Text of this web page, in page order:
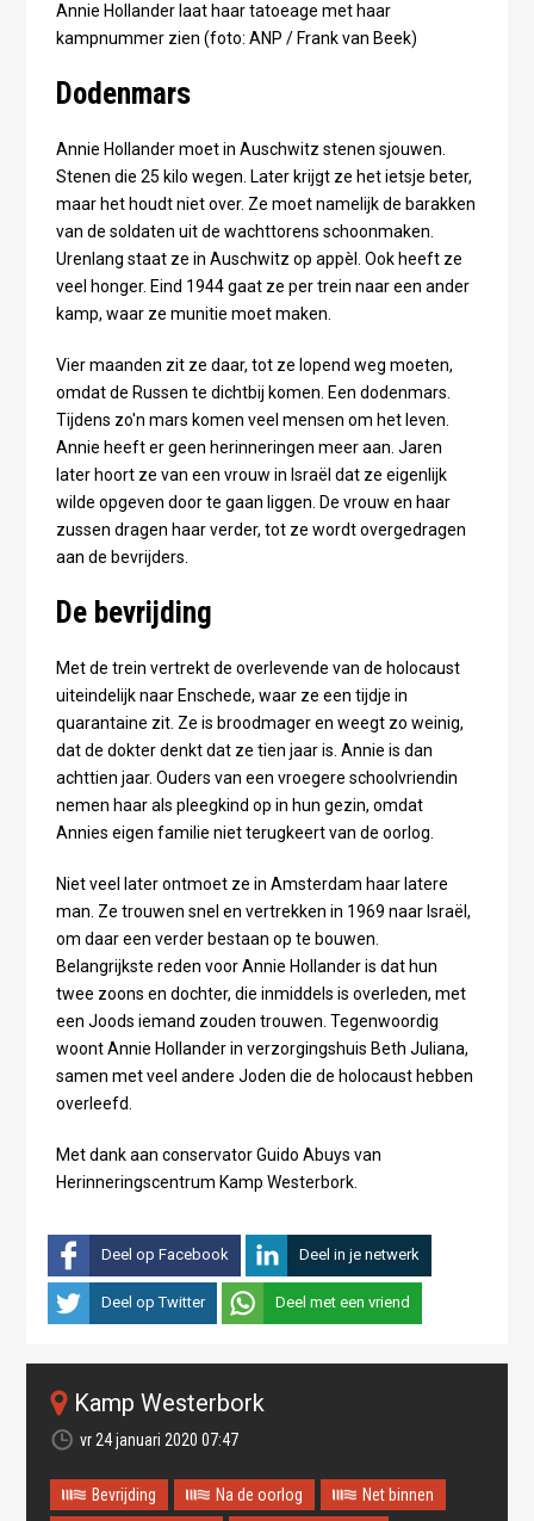
Annie Hollander laat haar tatoeage met haar
kampnummer zien (foto: ANP / Frank van Beek)
Dodenmars
Annie Hollander moet in Auschwitz stenen sjouwen.
Stenen die 25 kilo wegen. Later krijgt ze het ietsje beter,
maar het houdt niet over. Ze moet namelijk de barakken
van de soldaten uit de wachttorens schoonmaken.
Urenlang staat ze in Auschwitz op appèl. Ook heeft ze
veel honger. Eind 1944 gaat ze per trein naar een ander
kamp, waar ze munitie moet maken.
Vier maanden zit ze daar, tot ze lopend weg moeten,
omdat de Russen te dichtbij komen. Een dodenmars.
Tijdens zo'n mars komen veel mensen om het leven.
Annie heeft er geen herinneringen meer aan. Jaren
later hoort ze van een vrouw in Israël dat ze eigenlijk
wilde opgeven door te gaan liggen. De vrouw en haar
zussen dragen haar verder, tot ze wordt overgedragen
aan de bevrijders.
De bevrijding
Met de trein vertrekt de overlevende van de holocaust
uiteindelijk naar Enschede, waar ze een tijdje in
quarantaine zit. Ze is broodmager en weegt zo weinig,
dat de dokter denkt dat ze tien jaar is. Annie is dan
achttien jaar. Ouders van een vroegere schoolvriendin
nemen haar als pleegkind op in hun gezin, omdat
Annies eigen familie niet terugkeert van de oorlog.
Niet veel later ontmoet ze in Amsterdam haar latere
man. Ze trouwen snel en vertrekken in 1969 naar Israël,
om daar een verder bestaan op te bouwen.
Belangrijkste reden voor Annie Hollander is dat hun
twee zoons en dochter, die inmiddels is overleden, met
een Joods iemand zouden trouwen. Tegenwoordig
woont Annie Hollander in verzorgingshuis Beth Juliana,
samen met veel andere Joden die de holocaust hebben
overleefd.
Met dank aan conservator Guido Abuys van
Herinneringscentrum Kamp Westerbork.
Deel op Facebook Deel in je netwerk
Deel op Twitter Deel met een vriend
Kamp Westerbork
vr 24 januari 2020 07:47
Bevrijding Na de oorlog
Net binnen